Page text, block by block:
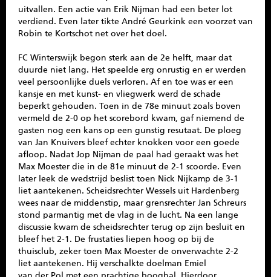
uitvallen. Een actie van Erik Nijman had een beter lot
verdiend. Even later tikte André Geurkink een voorzet van
Robin te Kortschot net over het doel.
FC Winterswijk begon sterk aan de 2e helft, maar dat
duurde niet lang. Het speelde erg onrustig en er werden
veel persoonlijke duels verloren. Af en toe was er een
kansje en met kunst- en vliegwerk werd de schade
beperkt gehouden. Toen in de 78e minuut zoals boven
vermeld de 2-0 op het scorebord kwam, gaf niemend de
gasten nog een kans op een gunstig resutaat. De ploeg
van Jan Knuivers bleef echter knokken voor een goede
afloop. Nadat Jop Nijman de paal had geraakt was het
Max Moester die in de 81e minuut de 2-1 scoorde. Even
later leek de wedstrijd beslist toen Nick Nijkamp de 3-1
liet aantekenen. Scheidsrechter Wessels uit Hardenberg
wees naar de middenstip, maar grensrechter Jan Schreurs
stond parmantig met de vlag in de lucht. Na een lange
discussie kwam de scheidsrechter terug op zijn besluit en
bleef het 2-1. De frustaties liepen hoog op bij de
thuisclub, zeker toen Max Moester de onverwachte 2-2
liet aantekenen. Hij verschalkte doelman Emiel